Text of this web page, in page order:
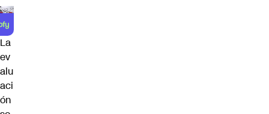
La
ev
alu
aci
ón